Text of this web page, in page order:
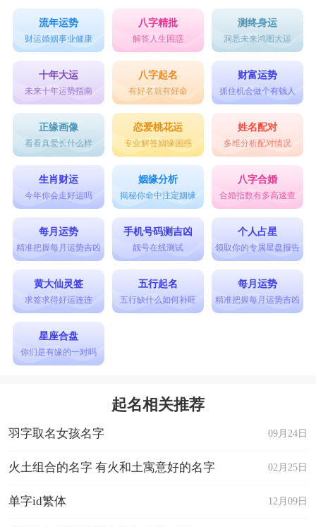
流年运势
财运婚姻事业健康
八字精批
解答人生困惑
测终身运
洞悉未来鸿图大运
十年大运
未来十年运势指南
八字起名
有好名就有好命
财富运势
抓住机会做个有钱人
正缘画像
看看真爱长什么样
恋爱桃花运
专业解答姻缘困惑
姓名配对
多维分析配对情况
生肖财运
今年你会走好运吗
姻缘分析
揭秘你命中注定姻缘
八字合婚
合婚指数有多高速查
每月运势
精准把握每月运势吉凶
手机号码测吉凶
靓号在线测试
个人占星
领取你的专属星盘报告
黄大仙灵签
求签求得好运连连
五行起名
五行缺什么如何补旺
每月运势
精准把握每月运势吉凶
星座合盘
你们是有缘的一对吗
起名相关推荐
09月24日
羽字取名女孩名字
02月25日
火土组合的名字 有火和土寓意好的名字
12月09日
单字id繁体